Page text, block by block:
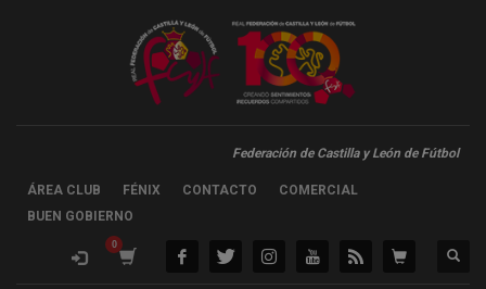
Federación de Castilla y León de Fútbol
ÁREA CLUB FÉNIX CONTACTO
COMERCIAL
BUEN GOBIERNO